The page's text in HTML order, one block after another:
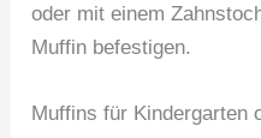
oder mit einem
Muffin befestigen.
Muffins für Kindergarten